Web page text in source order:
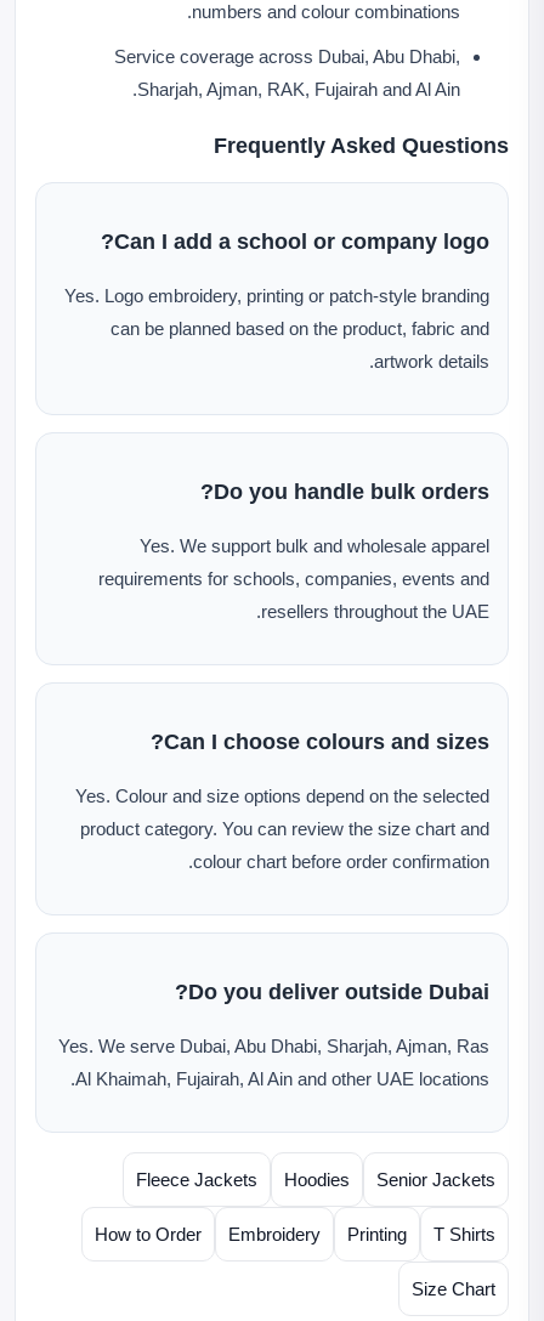
numbers and colour combinations.
Service coverage across Dubai, Abu Dhabi,
Sharjah, Ajman, RAK, Fujairah and Al Ain.
Frequently Asked Questions
Can I add a school or company logo?
Yes. Logo embroidery, printing or patch-style branding
can be planned based on the product, fabric and
artwork details.
Do you handle bulk orders?
Yes. We support bulk and wholesale apparel
requirements for schools, companies, events and
resellers throughout the UAE.
Can I choose colours and sizes?
Yes. Colour and size options depend on the selected
product category. You can review the size chart and
colour chart before order confirmation.
Do you deliver outside Dubai?
Yes. We serve Dubai, Abu Dhabi, Sharjah, Ajman, Ras
Al Khaimah, Fujairah, Al Ain and other UAE locations.
Senior Jackets
Hoodies
Fleece Jackets
T Shirts
Printing
Embroidery
How to Order
Size Chart